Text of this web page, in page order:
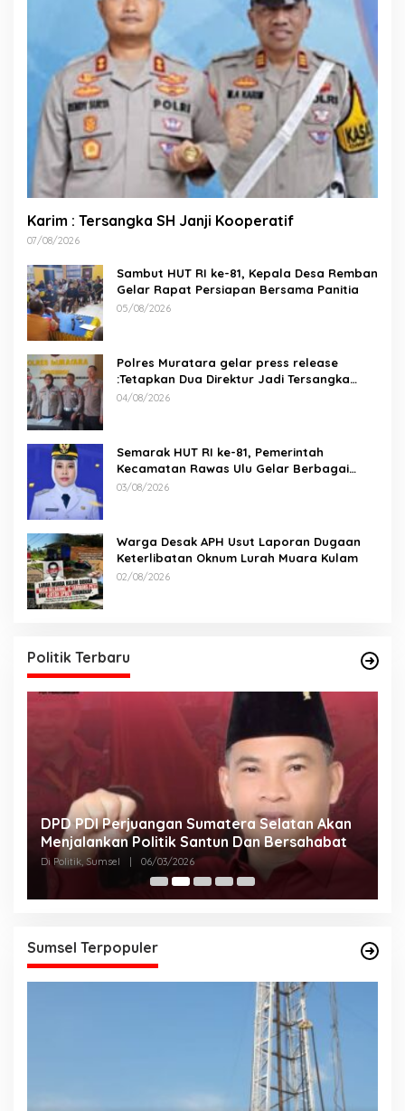
Karim : Tersangka SH Janji Kooperatif
07/08/2026
Sambut HUT RI ke-81, Kepala Desa Remban
Gelar Rapat Persiapan Bersama Panitia
05/08/2026
Polres Muratara gelar press release
:Tetapkan Dua Direktur Jadi Tersangka
Kecelakaan Maut antara Bus ALS dan
04/08/2026
Semarak HUT RI ke-81, Pemerintah
Kecamatan Rawas Ulu Gelar Berbagai
Lomba
03/08/2026
Warga Desak APH Usut Laporan Dugaan
Keterlibatan Oknum Lurah Muara Kulam
02/08/2026
Politik Terbaru
DPD PDI Perjuangan Sumatera Selatan Akan
Menjalankan Politik Santun Dan Bersahabat
Di Politik, Sumsel 06/03/2026
Sumsel Terpopuler